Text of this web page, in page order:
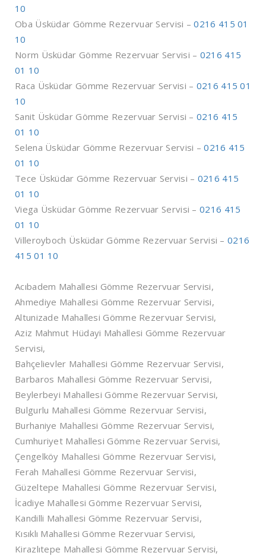
10
Oba Üsküdar Gömme Rezervuar Servisi –0216 415 01
10
Norm Üsküdar Gömme Rezervuar Servisi – 0216 415
01 10
Raca Üsküdar Gömme Rezervuar Servisi – 0216 415 01
10
Sanit Üsküdar Gömme Rezervuar Servisi – 0216 415
01 10
Selena Üsküdar Gömme Rezervuar Servisi –0216 415
01 10
Tece Üsküdar Gömme Rezervuar Servisi – 0216 415
01 10
Viega Üsküdar Gömme Rezervuar Servisi – 0216 415
01 10
Villeroyboch Üsküdar Gömme Rezervuar Servisi –0216
415 01 10
Acıbadem Mahallesi Gömme Rezervuar Servisi,
Ahmediye Mahallesi Gömme Rezervuar Servisi,
Altunizade Mahallesi Gömme Rezervuar Servisi,
Aziz Mahmut Hüdayi Mahallesi Gömme Rezervuar
Servisi,
Bahçelievler Mahallesi Gömme Rezervuar Servisi,
Barbaros Mahallesi Gömme Rezervuar Servisi,
Beylerbeyi Mahallesi Gömme Rezervuar Servisi,
Bulgurlu Mahallesi Gömme Rezervuar Servisi,
Burhaniye Mahallesi Gömme Rezervuar Servisi,
Cumhuriyet Mahallesi Gömme Rezervuar Servisi,
Çengelköy Mahallesi Gömme Rezervuar Servisi,
Ferah Mahallesi Gömme Rezervuar Servisi,
Güzeltepe Mahallesi Gömme Rezervuar Servisi,
İcadiye Mahallesi Gömme Rezervuar Servisi,
Kandilli Mahallesi Gömme Rezervuar Servisi,
Kısıklı Mahallesi Gömme Rezervuar Servisi,
Kirazlıtepe Mahallesi Gömme Rezervuar Servisi,